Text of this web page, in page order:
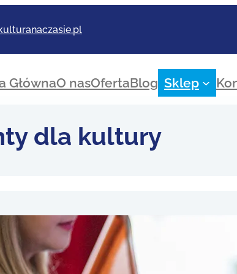
GłównaO nasOfertaBlog Sklep
dla kultury